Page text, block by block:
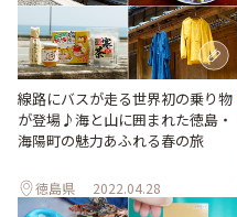
線路にバスが走る世界初の乗り物
が登場♪海と山に囲まれた徳島・
海陽町の魅力あふれる春の旅
徳島県 2022.04.28